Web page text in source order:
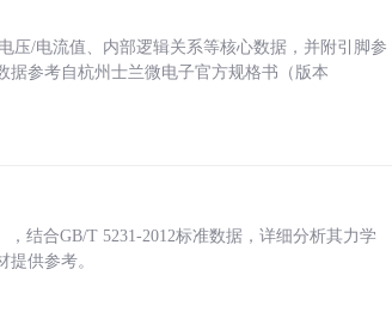
压/电流值、内部逻辑关系等核心数据，并附引脚参
参考自杭州士兰微电子官方规格书（版本
结合GB/T 5231-2012标准数据，详细分析其力学
供参考。